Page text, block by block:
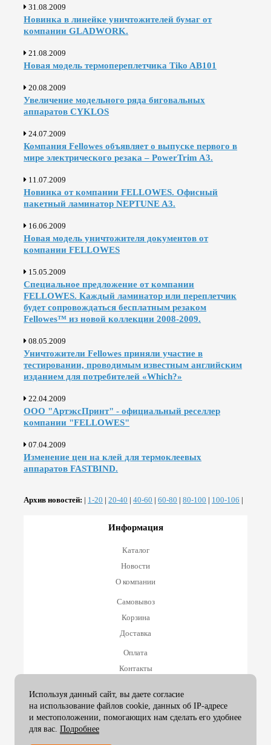
31.08.2009
Новинка в линейке уничтожителей бумаг от
компании GLADWORK.
21.08.2009
Новая модель термопереплетчика Tiko AB101
20.08.2009
Увеличение модельного ряда биговальных
аппаратов CYKLOS
24.07.2009
Компания Fellowes объявляет о выпуске первого в
мире электрического резака – PowerTrim A3.
11.07.2009
Новинка от компании FELLOWES. Офисный
пакетный ламинатор NEPTUNE A3.
16.06.2009
Новая модель уничтожителя документов от
компании FELLOWES
15.05.2009
Специальное предложение от компании
FELLOWES. Каждый ламинатор или переплетчик
будет сопровождаться бесплатным резаком
Fellowes™ из новой коллекции 2008-2009.
08.05.2009
Уничтожители Fellowes приняли участие в
тестировании, проводимым известным английским
изданием для потребителей «Which?»
22.04.2009
ООО "АртэксПринт" - официальный реселлер
компании "FELLOWES"
07.04.2009
Изменение цен на клей для термоклеевых
аппаратов FASTBIND.
Архив новостей: | 1-20 |20-40 |40-60 |60-80 |80-100 | 100-106 |
Информация
Каталог
Новости
О компании
Самовывоз
Корзина
Доставка
Оплата
Контакты
Принимаем к оплате
Используя данный сайт, вы даете согласие
на использование файлов cookie, данных об IP-адресе
и местоположении, помогающих нам сделать его удобнее
для вас. Подробнее